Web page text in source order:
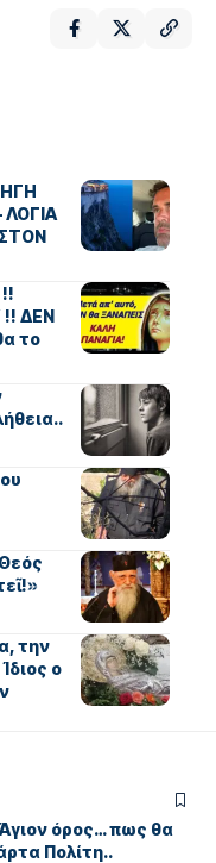
!! ΔΕΝ
το
την
ο
όρος… πως θα
Πολίτη..